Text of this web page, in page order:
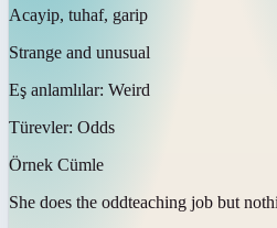
Acayip, tuhaf, garip
Strange and unusual
Eş anlamlılar: Weird
Türevler: Odds
Örnek Cümle
She does the oddteaching job but